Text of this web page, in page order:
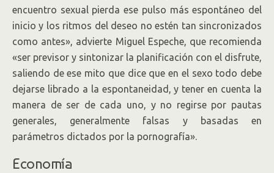
encuentro sexual pierda ese pulso más espontáneo del
inicio y los ritmos del deseo no estén tan sincronizados
como antes», advierte Miguel Espeche, que recomienda
«ser previsor y sintonizar la planificación con el disfrute,
saliendo de ese mito que dice que en el sexo todo debe
dejarse librado a la espontaneidad, y tener en cuenta la
manera de ser de cada uno, y no regirse por pautas
generales, generalmente falsas y basadas en
parámetros dictados por la pornografía».
Economía